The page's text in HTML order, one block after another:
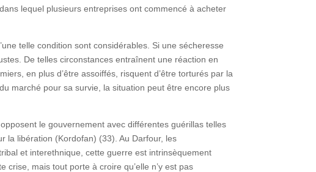
lequel plusieurs entreprises ont commencé à acheter
telle condition sont considérables. Si une sécheresse
De telles circonstances entraînent une réaction en
en plus d’être assoiffés, risquent d’être torturés par la
marché pour sa survie, la situation peut être encore plus
le gouvernement avec différentes guérillas telles
la libération (Kordofan) (33). Au Darfour, les
et interethnique, cette guerre est intrinsèquement
mais tout porte à croire qu’elle n’y est pas